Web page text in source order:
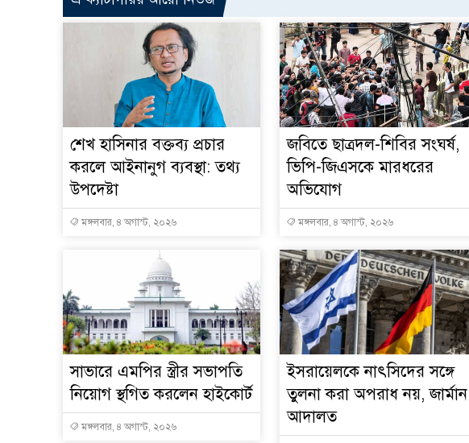
শেখ হাসিনার বক্তব্য প্রচার
করলে আইনানুগ ব্যবস্থা: তথ্য
উপদেষ্টা
মঙ্গলবার, ৪ অগাস্ট, ২০২৬
জবিতে ছাত্রদল-শিবির সংঘর্ষ,
ভিপি-জিএসকে মারধরের
অভিযোগ
মঙ্গলবার, ৪ অগাস্ট, ২০২৬
সাভারে এমপির স্ত্রীর সভাপতি
নিয়োগ স্থগিত করলেন হাইকোর্ট
মঙ্গলবার, ৪ অগাস্ট, ২০২৬
ইসরায়েলকে নাৎসিদের সঙ্গে
তুলনা করা অপরাধ নয়, জার্মান
আদালত